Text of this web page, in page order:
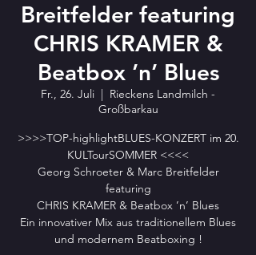
Breitfelder featuring
CHRIS KRAMER &
Beatbox ’n’ Blues
Fr., 26. Juli
  |
Rieckens Landmilch -
Großbarkau
>>>>TOP-highlightBLUES-KONZERT im 20.
KULTourSOMMER <<<<
Georg Schroeter & Marc Breitfelder
featuring
CHRIS KRAMER & Beatbox ’n’ Blues
Ein innovativer Mix aus traditionellem Blues
und modernem Beatboxing !